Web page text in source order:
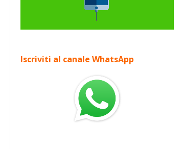
Iscriviti al canale WhatsApp